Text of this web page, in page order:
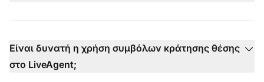
Είναι δυνατή η χρήση συμβόλων κράτησης θέσης
στο LiveAgent;